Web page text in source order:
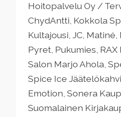
Hoitopalvelu Oy /
ChydAntti, Kokkola
Kultajousi, JC, Matiné,
Pyret, Pukumies, RAX
Salon Marjo Ahola,
Spice Ice
Emotion, Sonera
Suomalainen